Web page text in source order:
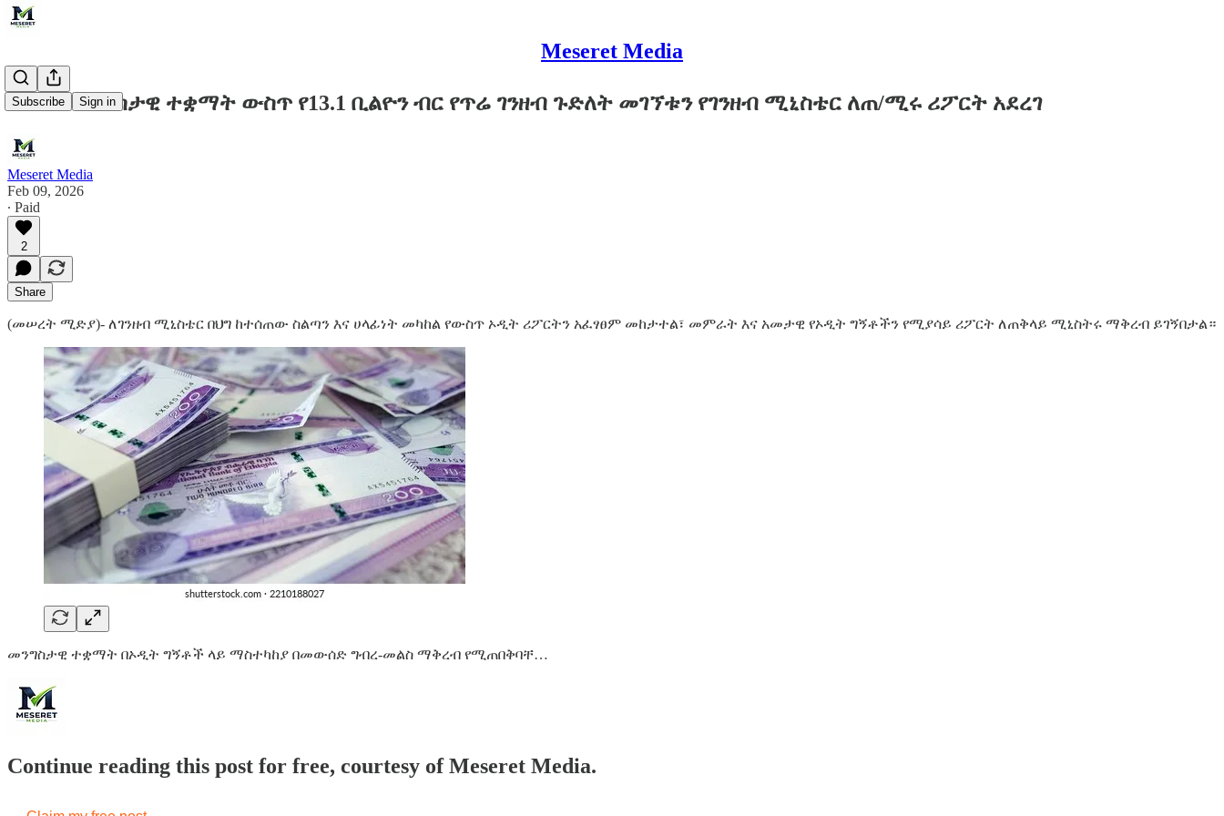
Meseret Media
Subscribe Sign in
በአራት መንግስታዊ ተቋማት ውስጥ የ13.1 ቢልዮን ብር የጥሬ ገንዘብ ጉድለት መገኘቱን የገንዘብ ሚኒስቴር ለጠ/ሚሩ ሪፖርት አደረገ
Meseret Media
Feb 09, 2026
∙ Paid
2
Share
(መሠረት ሚድያ)- ለገንዘብ ሚኒስቴር በህግ ከተሰጠው ስልጣን እና ሀላፊነት መካከል የውስጥ ኦዲት ሪፖርትን አፈፃፀም መከታተል፣ መምራት እና አመታዊ የኦዲት ግኝቶችን የሚያሳይ ሪፖርት ለጠቅላይ ሚኒስትሩ ማቅረብ ይገኝበታል።
መንግስታዊ ተቋማት በኦዲት ግኝቶች ላይ ማስተካከያ በመውሰድ ግብረ-መልስ ማቅረብ የሚጠበቅባቸ…
Continue reading this post for free, courtesy of Meseret Media.